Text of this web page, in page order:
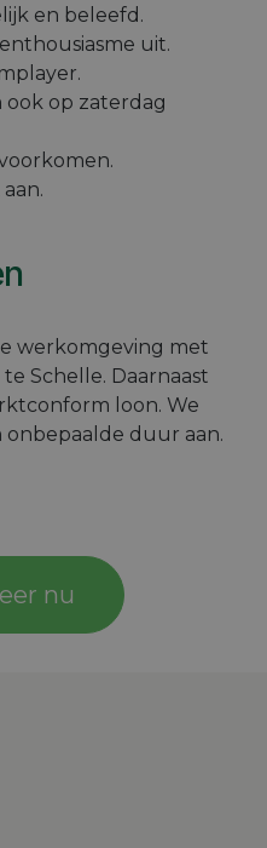
en beleefd.
uit.
op zaterdag
werkomgeving met
Schelle. Daarnaast
loon. We
onbepaalde duur aan.
nu